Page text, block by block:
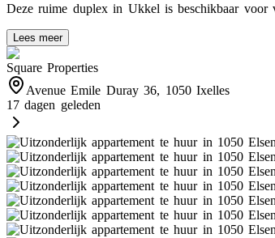
Deze ruime duplex in Ukkel is beschikbaar voor
Lees meer
Square Properties
Avenue Emile Duray 36, 1050 Ixelles
17 dagen geleden